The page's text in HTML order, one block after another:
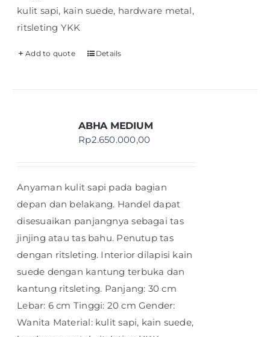
kulit sapi, kain suede, hardware metal,
ritsleting YKK
Add to quote Details
ABHA MEDIUM
Rp2.650.000,00
Anyaman kulit sapi pada bagian
depan dan belakang. Handel dapat
disesuaikan panjangnya sebagai tas
jinjing atau tas bahu. Penutup tas
dengan ritsleting. Interior dilapisi kain
suede dengan kantung terbuka dan
kantung ritsleting. Panjang: 30 cm
Lebar: 6 cm Tinggi: 20 cm Gender:
Wanita Material: kulit sapi, kain suede,